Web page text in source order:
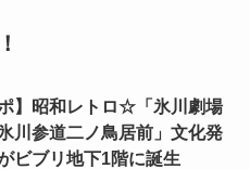
ポ】昭和レトロ☆「氷川劇場
川参道二ノ鳥居前」文化発
ビブリ地下1階に誕生